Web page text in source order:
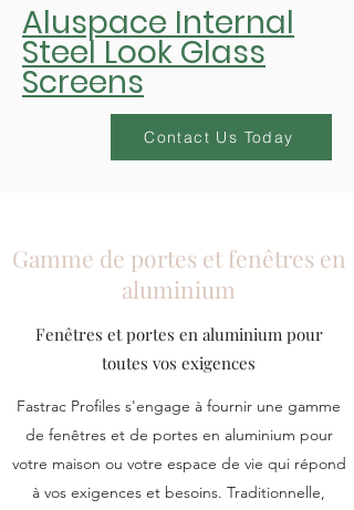
Aluspace Internal
Steel Look Glass
Screens
Contact Us Today
Gamme de portes et fenêtres en
aluminium
Fenêtres et portes en aluminium pour
toutes vos exigences
Fastrac Profiles s'engage à fournir une gamme
de fenêtres et de portes en aluminium pour
votre maison ou votre espace de vie qui répond
à vos exigences et besoins. Traditionnelle,